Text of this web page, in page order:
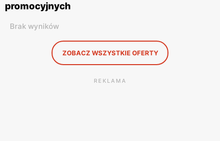
promocyjnych
Brak wyników
ZOBACZ WSZYSTKIE OFERTY
REKLAMA